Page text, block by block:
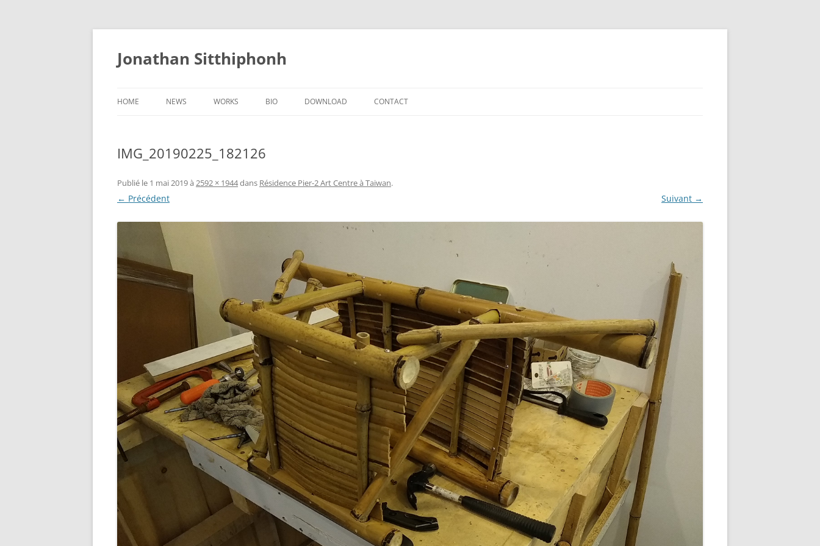
Aller
Jonathan Sitthiphonh
HOME NEWS WORKS
CERNUNNOS
NEZHA
MAIN D’OEUVRE
À QUATRE PATTES 2/2
À QUATRE PATTES 1/2
OKTO
COCOON#2 : DANGOMUSHI
COCOON#1 : DODECAHEDRON
COQUILLE
BIO DOWNLOAD CONTACT
IMG_20190225_182126
Publié le 1 mai 2019à 2592 × 1944dans Résidence Pier-2 Art Centre à Taiwan.
← Précédent Suivant →